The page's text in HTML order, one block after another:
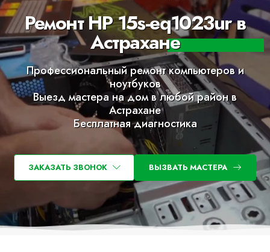
Ремонт HP 15s-eq1023ur в
Астрахане
Профессиональный ремонт компьютеров и
ноутбуков
Выезд мастера на дом в любой район в
Астрахане
Бесплатная диагностика
ЗАКАЗАТЬ ЗВОНОК ВЫЗВАТЬ МАСТЕРА